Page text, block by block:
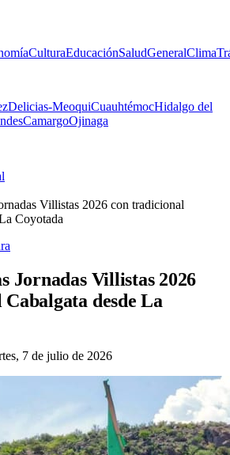
CulturaEducaciónSaludGeneralClima
Delicias-MeoquiCuauhtémocHidalgo del
CamargoOjinaga
Villistas 2026 con tradicional
Coyotada
Jornadas Villistas 2026
desde La
7 de julio de 2026